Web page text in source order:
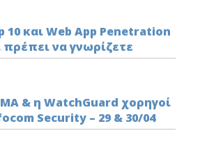
10 και Web App Penetration
πρέπει να γνωρίζετε
& η WatchGuard χορηγοί
Security – 29 & 30/04